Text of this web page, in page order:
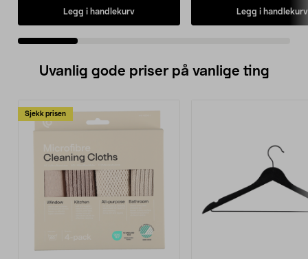
Legg i handlekurv Legg i handlekurv
Uvanlig gode priser på vanlige ting
Sjekk prisen